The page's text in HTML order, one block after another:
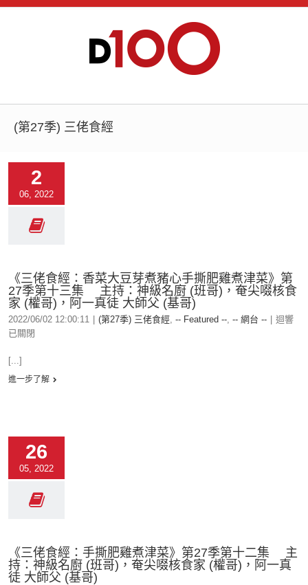
(第27季) 三佬食經
2
06, 2022
《三佬食經：香菜大豆芽煮豬心手撕肥雞煮津菜》第
27季第十三集 主持：神級名廚 (班哥)，奄尖啜核食
家 (權哥)，阿一真徒 大師父 (基哥)
2022/06/02 12:00:11 (第27季) 三佬食經, -- Featured --, -- 網台 --
迴響
已關閉
[...]
進一步了解
26
05, 2022
《三佬食經：手撕肥雞煮津菜》第27季第十二集 主
持：神級名廚 (班哥)，奄尖啜核食家 (權哥)，阿一真
徒 大師父 (基哥)